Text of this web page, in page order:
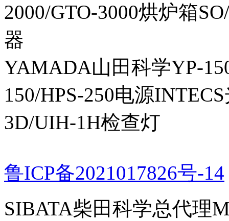
2000/GTO-3000烘炉箱
器
YAMADA山田科学YP-
150/HPS-250电源
3D/UIH-1H检查灯
鲁ICP备2021017826号-14
SIBATA柴田科学总代理